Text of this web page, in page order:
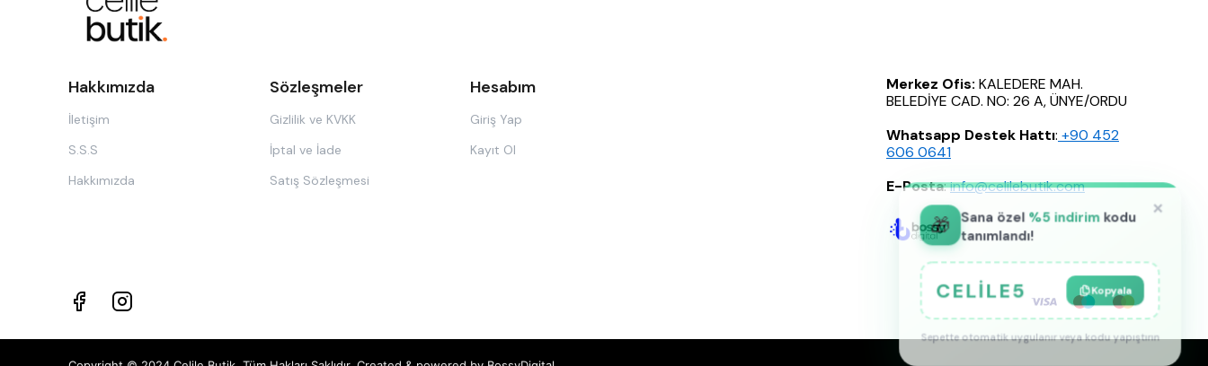
görünümün şifrelerini çözüyoruz.
Hakkımızda
İletişim
S.S.S
Hakkımızda
Sözleşmeler
Gizlilik ve KVKK
İptal ve İade
Satış Sözleşmesi
Hesabım
Giriş Yap
Kayıt Ol
Merkez Ofis: KALEDERE MAH.
BELEDİYE CAD. NO: 26 A, ÜNYE/ORDU
Whatsapp Destek Hattı: ‪+90 452
606 0641
E-Posta:info@celilebutik.com
×
🎁 Sana özel %5 indirimkodu
tanımlandı!
CELILE5 Kopyala
Sepette otomatik uygulanır veya kodu yapıştırın